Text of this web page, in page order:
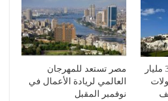
“مدينة مصر” تضخ 3.5 مليار
مصر تستعد للمهرجان
العالمي لريادة الأعمال في
نوفمبر المقبل